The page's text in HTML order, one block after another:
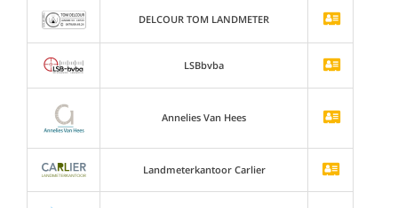
DELCOUR TOM LANDMETER
LSBbvba
Annelies Van Hees
Landmeterkantoor Carlier